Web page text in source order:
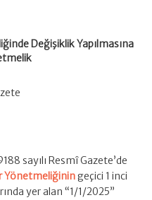
Değişiklik Yapılmasına
sayılı Resmî Gazete’de
Yönetmeliğiningeçici 1 inci
yer alan “1/1/2025”